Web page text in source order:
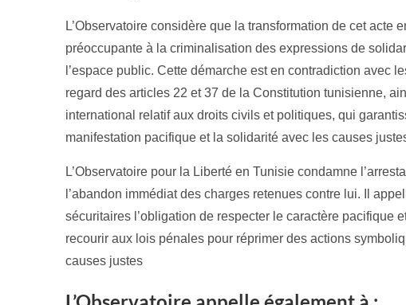
L’Observatoire considère que la transformation de cet acte
préoccupante à la criminalisation des expressions de
l’espace public. Cette démarche est en contradiction avec
regard des articles 22 et 37 de la Constitution tunisienne,
international relatif aux droits civils et politiques, qui
manifestation pacifique et la solidarité avec les causes
L’Observatoire pour la Liberté en Tunisie condamne
l’abandon immédiat des charges retenues contre lui. Il
sécuritaires l’obligation de respecter le caractère pacifique
recourir aux lois pénales pour réprimer des actions
causes justes